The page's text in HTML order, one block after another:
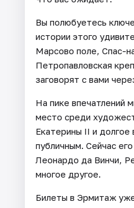
Вы полюбуетесь
истории этого
Марсово поле, Спас-
Петропавловская
заговорят с вами
На пике впечатлений
место среди
Екатерины II и долгое
публичным. Сейчас
Леонардо да Винчи,
многое другое.
Билеты в Эрмитаж